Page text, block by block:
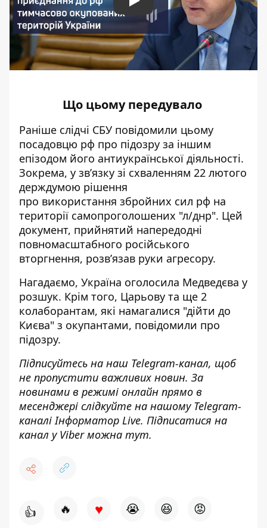
Play
Що цьому передувало
Раніше слідчі СБУ повідомили цьому
посадовцю рф про підозру за іншим
епізодом його антиукраїнської діяльності.
Зокрема, у зв’язку зі схваленням 22 лютого
держдумою рішення
про використання збройних сил рф на
території самопроголошених "л/днр". Цей
документ, прийнятий напередодні
повномасштабного російського
вторгнення, розв’язав руки агресору.
Нагадаємо, Україна оголосила Медведєва у
розшук. Крім того, Царьову та ще 2
колаборантам, які намагалися "дійти до
Києва" з окупантами, повідомили про
підозру.
Підписуйтесь на наш Telegram-канал, щоб
не пропустити важливих новин. За
новинами в режимі онлайн прямо в
месенджері слідкуйте на нашому Telegram-
каналіІнформатор Live. Підписатися на
канал у Viber можна тут.
👍 🔥 ♥ 😭 😆 😡